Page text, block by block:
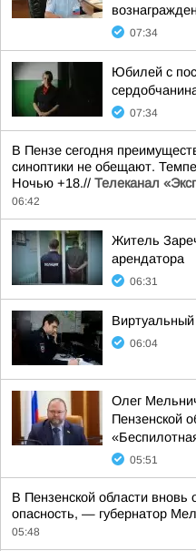
07:34
Юбилей с
07:34
В Пензе сегодня
синоптики не обещают.
Ночью +18.// Телеканал
06:42
Житель
арендатора
06:31
06:04
Олег
Пензенской
05:51
В Пензенской области вновь
опасность, — губернатор
05:48